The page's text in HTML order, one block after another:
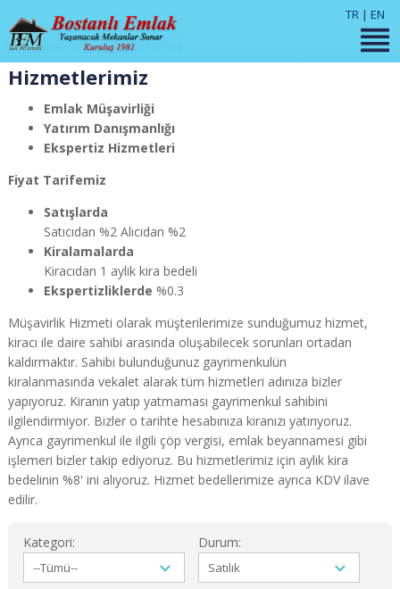
TR | EN
Hizmetlerimiz
Emlak Müşavirliği
Yatırım Danışmanlığı
Ekspertiz Hizmetleri
Fiyat Tarifemiz
Satışlarda
Satıcıdan %2 Alıcıdan %2
Kiralamalarda
Kiracıdan 1 aylik kira bedeli
Ekspertizliklerde %0.3
Müşavirlik Hizmeti olarak müşterilerimize sunduğumuz hizmet,
kiracı ile daire sahibi arasında oluşabilecek sorunları ortadan
kaldırmaktır. Sahibi bulunduğunuz gayrimenkulün
kiralanmasında vekalet alarak tüm hizmetleri adınıza bizler
yapıyoruz. Kiranın yatıp yatmaması gayrimenkul sahibini
ilgilendirmiyor. Bizler o tarihte hesabınıza kiranızı yatırıyoruz.
Ayrıca gayrimenkul ile ilgili çöp vergisi, emlak beyannamesi gibi
işlemeri bizler takip ediyoruz. Bu hizmetlerimiz için aylık kira
bedelinin %8' ini alıyoruz. Hizmet bedellerimize ayrıca KDV ilave
edilir.
Kategori: Durum: